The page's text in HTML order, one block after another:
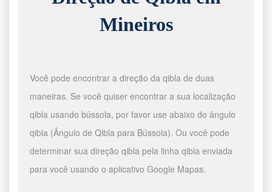
Mineiros
Você pode encontrar a direção da qibla de duas
maneiras. Se você quiser encontrar a sua localização
qibla usando bússola, por favor use abaixo do ângulo
qibla (Ângulo de Qibla para Bússola). Ou você pode
determinar sua direção qibla pela linha qibla enviada
para você usando o aplicativo Google Mapas.